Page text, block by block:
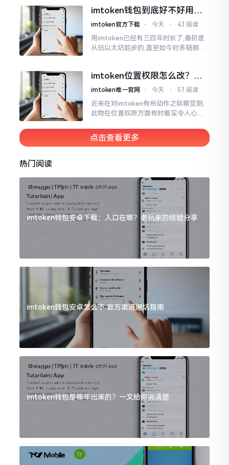
睹过非常多的人
imtoken钱包到底好不好用？
老玩家说说真实体验
imtoken官方下载 ⋅ 今天 ⋅ 43 阅读
用imtoken已经有三四年时长了,最初是
从玩以太坊起步的,直至如今对多链都有
imtoken位置权限怎么改？手
把手教你搞定
imtoken唯一官网 ⋅ 今天 ⋅ 51 阅读
近来在对imtoken有所动作之际察觉到,
此物在位置权限方面有时着实令人心生
障情况,致使我呈现出一脸茫然不知所措
的模样
点击查看更多
热门阅读
imtoken钱包安卓下载：入口在哪？老玩家的经验分享
imtoken钱包安卓怎么下 官方渠道避坑指南
imtoken钱包是哪年出来的？一文给你说清楚